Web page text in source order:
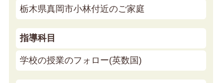
栃木県真岡市小林付近のご家庭
指導科目
学校の授業のフォロー(英数国)